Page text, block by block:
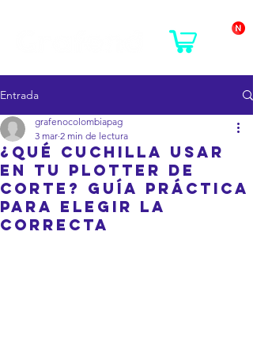
Entrada
¿Qué cuchilla usar
en tu plotter de
corte? Guía práctica
para elegir la
correcta
grafenocolombiapag
3 mar 2 min de lectura